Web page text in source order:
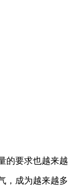
的要求也越来越
，成为越来越多